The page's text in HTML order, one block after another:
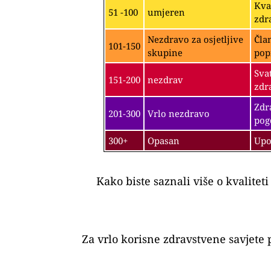
51 -100 umjeren
101-150
Nezdravo za osjetljive
skupine
151-200 nezdrav
201-300 Vrlo nezdravo
300+
Opasan
Kako biste saznali više o
Za vrlo korisne zdravstvene savjete